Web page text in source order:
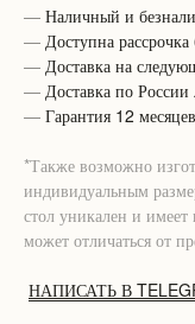
— Наличный и
— Доступна
— Доставка на
— Доставка по
— Гарантия 12 месяцев
*Также возможно
индивидуальным
стол уникален и
может отличаться от
НАПИСАТЬ В